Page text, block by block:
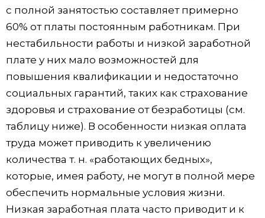
с полной занятостью составляет примерно
60% от платы постоянным работникам. При
нестабильности работы и низкой заработной
плате у них мало возможностей для
повышения квалификации и недостаточно
социальных гарантий, таких как страхование
здоровья и страхование от безработицы (см.
таблицу ниже). В особенности низкая оплата
труда может приводить к увеличению
количества т. н. «работающих бедных»,
которые, имея работу, не могут в полной мере
обеспечить нормальные условия жизни.
Низкая заработная плата часто приводит и к